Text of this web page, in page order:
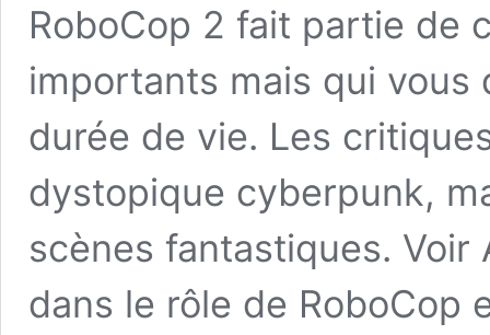
RoboCop 2 fait partie de
importants mais qui
durée de vie. Les
dystopique cyberpunk,
scènes fantastiques.
dans le rôle de